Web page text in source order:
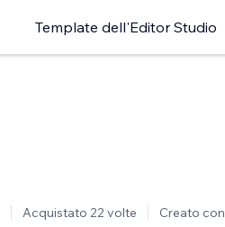
Template dell'Editor Studio
Acquistato 22 volte Creato con